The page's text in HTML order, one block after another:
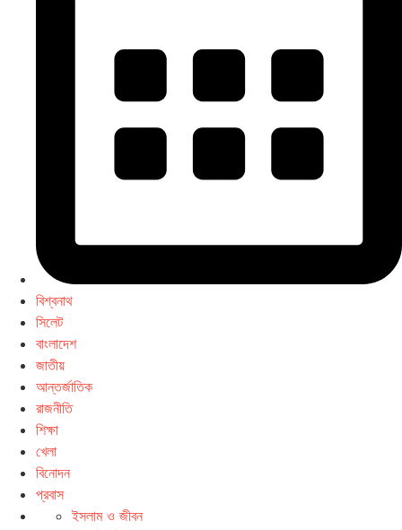
বিশ্বনাথ
সিলেট
বাংলাদেশ
জাতীয়
আন্তর্জাতিক
রাজনীতি
শিক্ষা
খেলা
বিনোদন
প্রবাস
ইসলাম ও জীবন